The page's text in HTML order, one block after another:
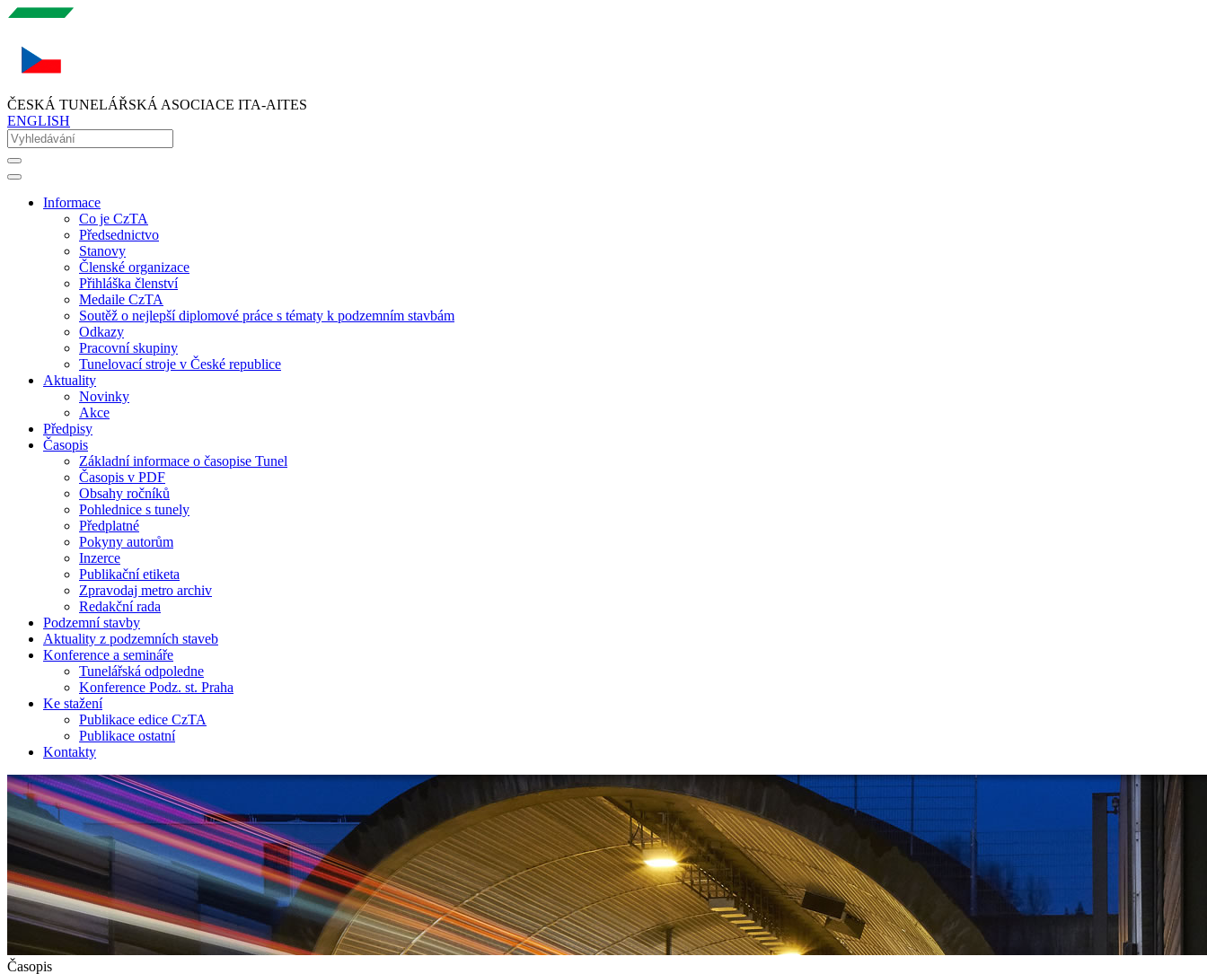
ČESKÁ TUNELÁŘSKÁ ASOCIACE ITA-AITES
ENGLISH
Informace
Co je CzTA
Předsednictvo
Stanovy
Členské organizace
Přihláška členství
Medaile CzTA
Soutěž o nejlepší diplomové práce s tématy k podzemním stavbám
Odkazy
Pracovní skupiny
Tunelovací stroje v České republice
Aktuality
Novinky
Akce
Předpisy
Časopis
Základní informace o časopise Tunel
Časopis v PDF
Obsahy ročníků
Pohlednice s tunely
Předplatné
Pokyny autorům
Inzerce
Publikační etiketa
Zpravodaj metro archiv
Redakční rada
Podzemní stavby
Aktuality z podzemních staveb
Konference a semináře
Tunelářská odpoledne
Konference Podz. st. Praha
Ke stažení
Publikace edice CzTA
Publikace ostatní
Kontakty
Časopis